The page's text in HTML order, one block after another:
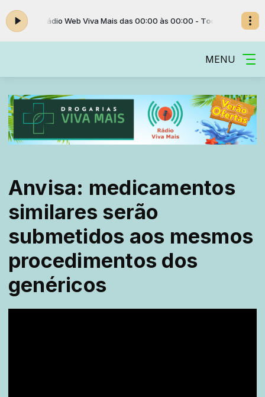
Eilish Rádio Web Viva Mais das 00:00 às 00:00 -Tocando agora:
MENU
Anvisa: medicamentos
similares serão
submetidos aos mesmos
procedimentos dos
genéricos